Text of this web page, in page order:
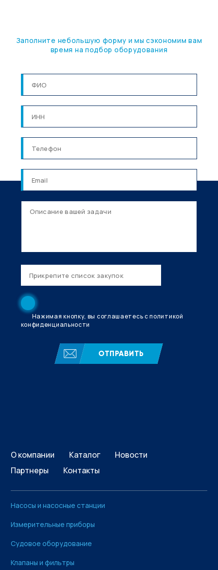
Заполните небольшую форму и мы сэкономим вам
время на подбор оборудования
Нажимая кнопку, вы соглашаетесь с политикой
конфиденциальности
ОТПРАВИТЬ
О компании Каталог
Новости
Партнеры
Контакты
Насосы и насосные станции
Измерительные приборы
Судовое оборудование
Клапаны и фильтры